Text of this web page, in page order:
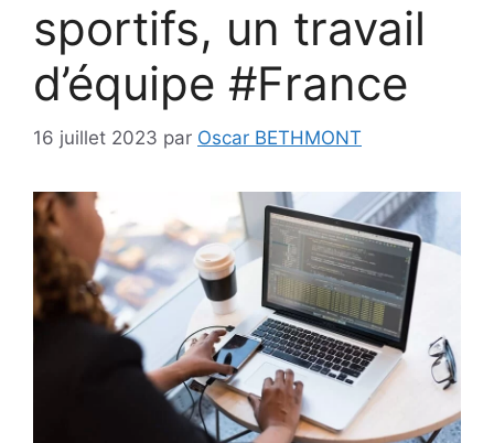
sportifs, un travail
d’équipe #France
16 juillet 2023 par Oscar BETHMONT